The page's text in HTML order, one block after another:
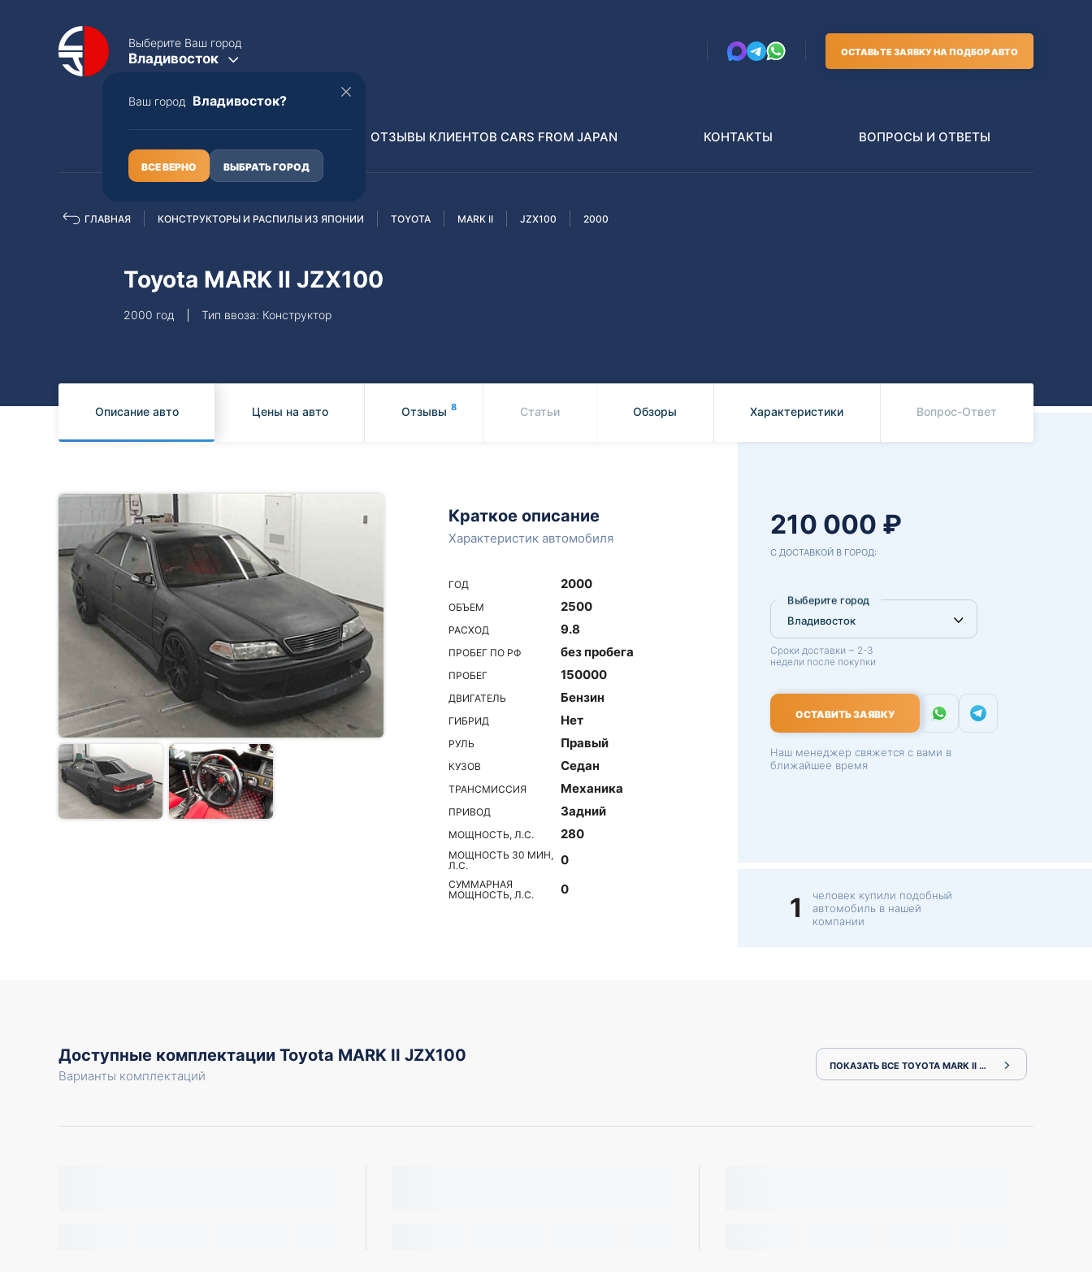
Выберите Ваш город
Владивосток
Ваш город Владивосток?
ВСЕ ВЕРНО ВЫБРАТЬ ГОРОД
ОСТАВЬТЕ ЗАЯВКУ НА ПОДБОР АВТО
Полная пошлина
Subaru
Распилы и конструкторы
ОТЗЫВЫ КЛИЕНТОВ CARS FROM JAPAN КОНТАКТЫ ВОПРОСЫ И ОТВЕТЫ
ГЛАВНАЯ КОНСТРУКТОРЫ И РАСПИЛЫ ИЗ ЯПОНИИ TOYOTA MARK II JZX100 2000
Toyota MARK II JZX100
2000 год Тип ввоза: Конструктор
Описание авто Цены на авто Отзывы 8 Статьи Обзоры Характеристики Вопрос-Ответ
Краткое описание
Характеристик автомобиля
ГОД 2000
ОБЪЕМ 2500
РАСХОД 9.8
ПРОБЕГ ПО РФ без пробега
ПРОБЕГ 150000
ДВИГАТЕЛЬ Бензин
ГИБРИД Нет
РУЛЬ Правый
КУЗОВ Седан
ТРАНСМИССИЯ Механика
ПРИВОД Задний
МОЩНОСТЬ, Л.С. 280
МОЩНОСТЬ 30 МИН,
Л.С.
0
СУММАРНАЯ
МОЩНОСТЬ, Л.С.
0
210 000 ₽
С ДОСТАВКОЙ В ГОРОД:
Выберите город
Сроки доставки ~ 2-3
недели после покупки
ОСТАВИТЬ ЗАЯВКУ
Наш менеджер свяжется с вами в
ближайшее время
1
человек купили подобный
автомобиль в нашей
компании
Доступные комплектации Toyota MARK II JZX100
Варианты комплектаций
ПОКАЗАТЬ ВСЕ TOYOTA MARK II JZX100